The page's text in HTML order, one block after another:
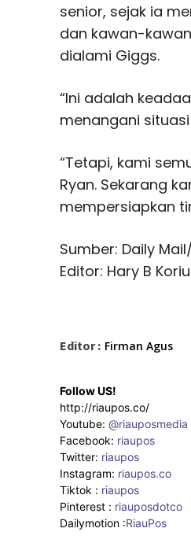
senior, sejak ia
dan kawan-
dialami Giggs.
“Ini adalah
menangani
“Tetapi, kami
Ryan. Sekarang
mempersiapkan
Sumber: Daily
Editor: Hary B
Editor : Firman Agus
Follow US!
http://riaupos.co/
Youtube: @riauposmedia
Facebook: riaupos
Twitter: riaupos
Instagram: riaupos.co
Tiktok : riaupos
Pinterest : riauposdotco
Dailymotion :RiauPos